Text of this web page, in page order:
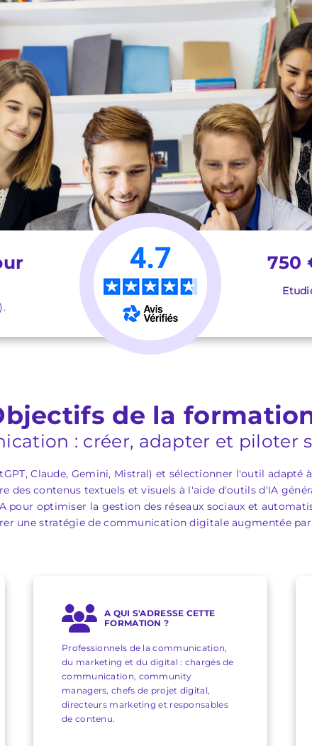
750
de la
: créer, adapter et piloter
Claude, Gemini, Mistral) et sélectionner l'outil
des contenus textuels et visuels à l'aide d'outils d'IA
pour optimiser la gestion des réseaux sociaux et
une stratégie de communication digitale augmentée
A QUI S'ADRESSE CETTE
FORMATION ?
Professionnels de la communication,
du marketing et du digital : chargés de
communication, community
managers, chefs de projet digital,
directeurs marketing et responsables
de contenu.